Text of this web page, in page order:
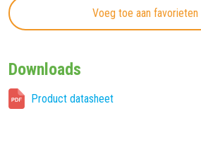
Voeg toe aan favorieten
Downloads
Product datasheet